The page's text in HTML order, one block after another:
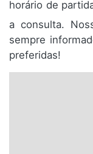
horário de
a consulta.
sempre
preferidas!